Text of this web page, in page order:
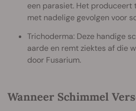
een parasiet. Het produceert
met nadelige gevolgen voor
Trichoderma: Deze handige
aarde en remt ziektes af die
door Fusarium.
Wanneer Schimmel